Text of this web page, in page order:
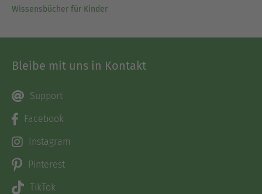
Wissensbücher für Kinder
Bleibe mit uns in Kontakt
Support
Facebook
Instagram
Pinterest
TikTok